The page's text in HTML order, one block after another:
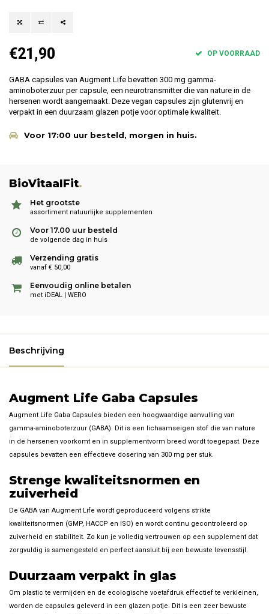
€21,90 OP VOORRAAD
GABA capsules van Augment Life bevatten 300 mg gamma-
aminoboterzuur per capsule, een neurotransmitter die van nature in de
hersenen wordt aangemaakt. Deze vegan capsules zijn glutenvrij en
verpakt in een duurzaam glazen potje voor optimale kwaliteit.
Voor 17:00 uur besteld, morgen in huis.
BioVitaalFit.
Het grootste
assortiment natuurlijke supplementen
Voor 17.00 uur besteld
de volgende dag in huis
Verzending gratis
vanaf € 50,00
Eenvoudig online betalen
met iDEAL | WERO
Beschrijving
Augment Life Gaba Capsules
Augment Life Gaba Capsules bieden een hoogwaardige aanvulling van
gamma-aminoboterzuur (GABA). Dit is een lichaamseigen stof die van nature
in de hersenen voorkomt en in supplementvorm breed wordt toegepast. Deze
capsules bevatten een effectieve dosering van 300 mg per stuk.
Strenge kwaliteitsnormen en
zuiverheid
De GABA van Augment Life wordt geproduceerd volgens strikte
kwaliteitsnormen (GMP, HACCP en ISO) en wordt continu gecontroleerd op
zuiverheid en stabiliteit. Zo kun je volledig vertrouwen op een supplement dat
zorgvuldig is samengesteld en perfect aansluit bij een bewuste levensstijl.
Duurzaam verpakt in glas
Om plastic te vermijden en de ecologische voetafdruk effectief te verkleinen,
worden de capsules geleverd in een glazen potje. Dit is een zeer bewuste